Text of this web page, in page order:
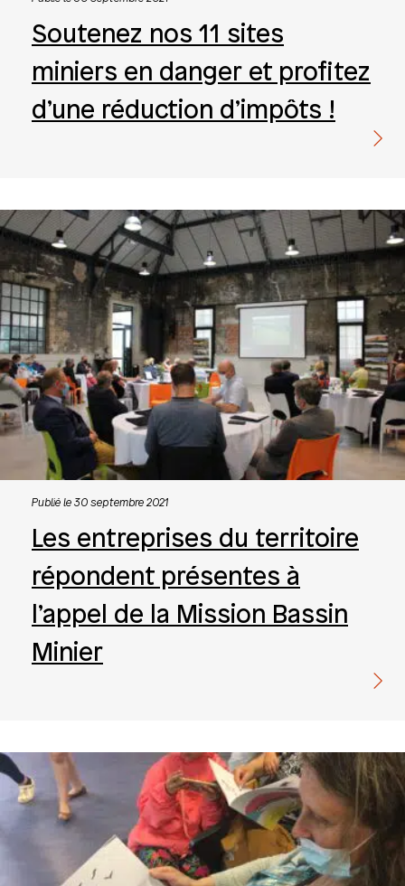
Soutenez nos 11 sites
miniers en danger et profitez
d’une réduction d’impôts !
Publié le 30 septembre 2021
Les entreprises du territoire
répondent présentes à
l’appel de la Mission Bassin
Minier